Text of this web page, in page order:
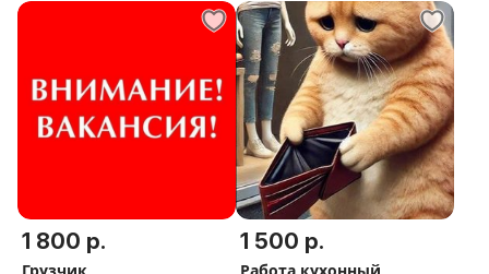
1 800 р. 1 500 р.